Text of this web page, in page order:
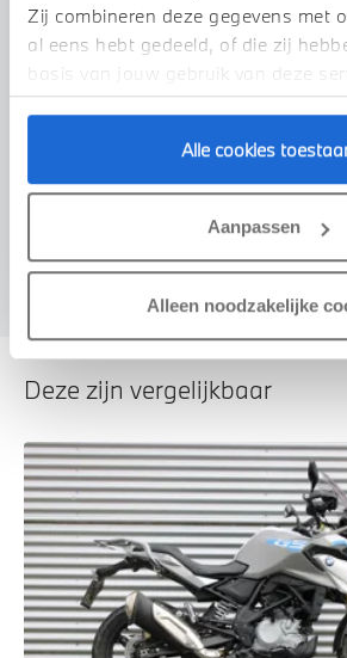
Zij combineren deze gegevens met
al eens hebt gedeeld, of die zij
basis van jouw gebruik van deze
Alle cookies
Aanpassen
Alleen noodzakelijke
Voorstel aanvragen
U vertelt meer over uw auto
We verrekenen de waarde van uw
Deze zijn vergelijkbaar